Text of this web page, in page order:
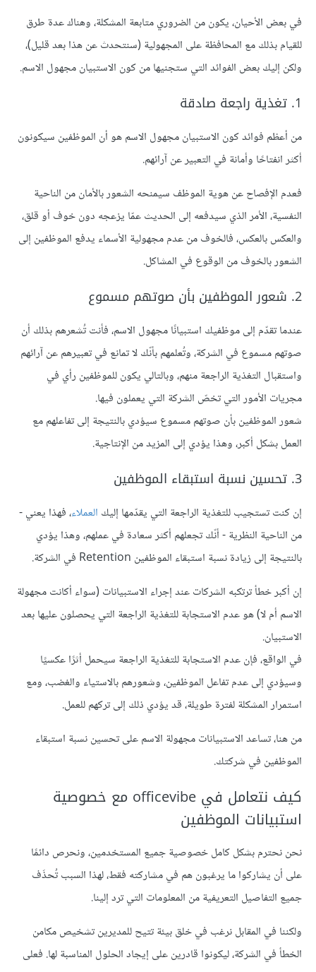
في بعض الأحيان، يكون من الضروري متابعة المشكلة، وهناك عدة طرق
للقيام بذلك مع المحافظة على المجهولية (سنتحدث عن هذا بعد قليل)،
ولكن إليك بعض الفوائد التي ستجنيها من كون الاستبيان مجهول الاسم.
1. تغذية راجعة صادقة
من أعظم فوائد كون الاستبيان مجهول الاسم هو أن الموظفين سيكونون
أكثر انفتاحًا وأمانة في التعبير عن آرائهم.
فعدم الإفصاح عن هوية الموظف سيمنحه الشعور بالأمان من الناحية
النفسية، اﻷمر الذي سيدفعه إلى الحديث عمّا يزعجه دون خوف أو قلق،
والعكس بالعكس، فالخوف من عدم مجهولية الأسماء يدفع الموظفين إلى
الشعور بالخوف من الوقوع في المشاكل.
2. شعور الموظفين بأن صوتهم مسموع
عندما تقدّم إلى موظفيك استبيانًا مجهول الاسم، فأنت تُشعرهم بذلك أن
صوتهم مسموع في الشركة، وتُعلمهم بأنّك لا تمانع في تعبيرهم عن آرائهم
واستقبال التغذية الراجعة منهم، وبالتالي يكون للموظفين رأي في
مجريات الأمور التي تخصّ الشركة التي يعملون فيها.
شعور الموظفين بأن صوتهم مسموع سيؤدي بالنتيجة إلى تفاعلهم مع
العمل بشكل أكبر، وهذا يؤدي إلى المزيد من الإنتاجية.
3. تحسين نسبة استبقاء الموظفين
إن كنت تستجيب للتغذية الراجعة التي يقدّمها إليك العملاء، فهذا يعني -
من الناحية النظرية - أنّك تجعلهم أكثر سعادة في عملهم، وهذا يؤدي
بالنتيجة إلى زيادة نسبة استبقاء الموظفين Retention في الشركة.
إن أكبر خطأ ترتكبه الشركات عند إجراء الاستبيانات (سواء أكانت مجهولة
الاسم أم لا) هو عدم الاستجابة للتغذية الراجعة التي يحصلون عليها بعد
الاستبيان.
في الواقع، فإن عدم الاستجابة للتغذية الراجعة سيحمل أثرًا عكسيًا
وسيؤدي إلى عدم تفاعل الموظفين، وشعورهم بالاستياء والغضب، ومع
استمرار المشكلة لفترة طويلة، قد يؤدي ذلك إلى تركهم للعمل.
من هنا، تساعد الاستبيانات مجهولة الاسم على تحسين نسبة استبقاء
الموظفين في شركتك.
كيف نتعامل في officevibe مع خصوصية
استبيانات الموظفين
نحن نحترم بشكل كامل خصوصية جميع المستخدمين، ونحرص دائمًا
على أن يشاركوا ما يرغبون هم في مشاركته فقط، لهذا السبب تُحذَف
جميع التفاصيل التعريفية من المعلومات التي ترد إلينا.
ولكننا في المقابل نرغب في خلق بيئة تتيح للمديرين تشخيص مكامن
الخطأ في الشركة، ليكونوا قادرين على إيجاد الحلول المناسبة لها. فعلى